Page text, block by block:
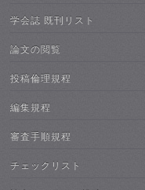
学会誌 既刊リスト
論文の閲覧
投稿倫理規程
編集規程
審査手順規程
チェックリスト